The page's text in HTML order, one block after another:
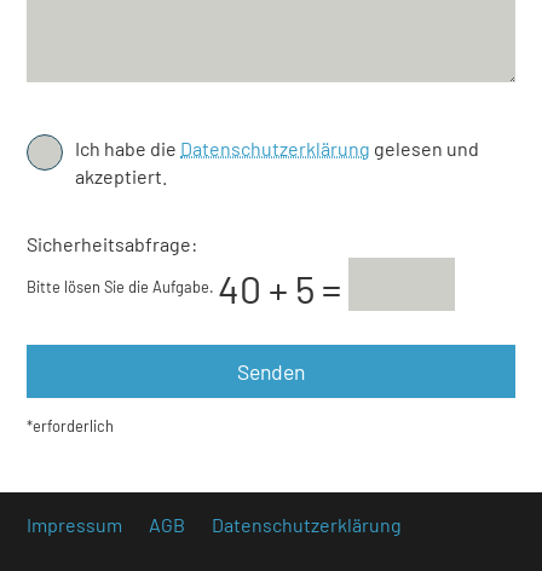
Ich habe die Datenschutzerklärung gelesen und
akzeptiert.
Sicherheitsabfrage:
Bitte lösen Sie die Aufgabe.
*erforderlich
Impressum AGB Datenschutzerklärung